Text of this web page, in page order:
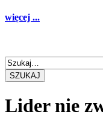
więcej ...
SZUKAJ
Lider nie